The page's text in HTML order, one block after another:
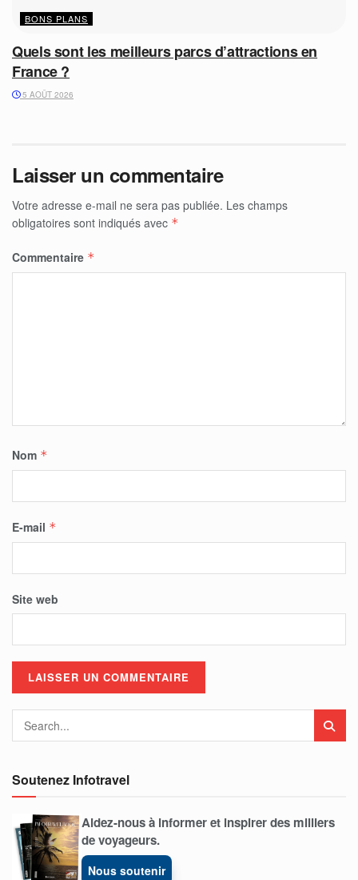
BONS PLANS
Quels sont les meilleurs parcs d’attractions en
France ?
5 AOÛT 2026
Laisser un commentaire
Votre adresse e-mail ne sera pas publiée. Les champs
obligatoires sont indiqués avec *
Commentaire *
Nom *
E-mail *
Site web
Soutenez Infotravel
Aidez-nous à informer et inspirer des milliers
de voyageurs.
Nous soutenir